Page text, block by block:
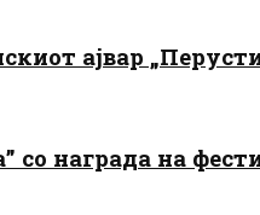
ајвар
со награда на